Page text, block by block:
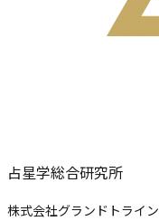
占星学総合研究所
株式会社グランドトライン